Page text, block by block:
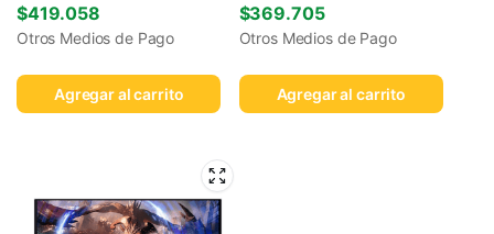
$419.058
Otros Medios de Pago
Agregar al carrito
$369.705
Otros Medios de Pago
Agregar al carrito